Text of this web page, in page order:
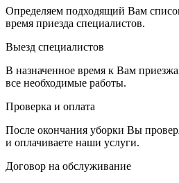
Определяем подходящий Вам
время приезда специалистов.
Выезд специалистов
В назначенное время к Вам
все необходимые работы.
Проверка и оплата
После окончания уборки Вы
и оплачиваете наши услуги.
Договор на обслуживание